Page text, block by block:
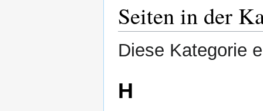
Seiten in der
Diese Kategorie
H